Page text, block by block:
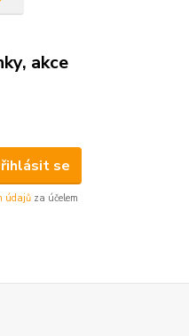
akce
se
údajů za účelem